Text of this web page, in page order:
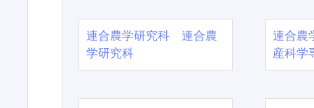
連合農学研究科 連合農
学研究科
連合農
産科学